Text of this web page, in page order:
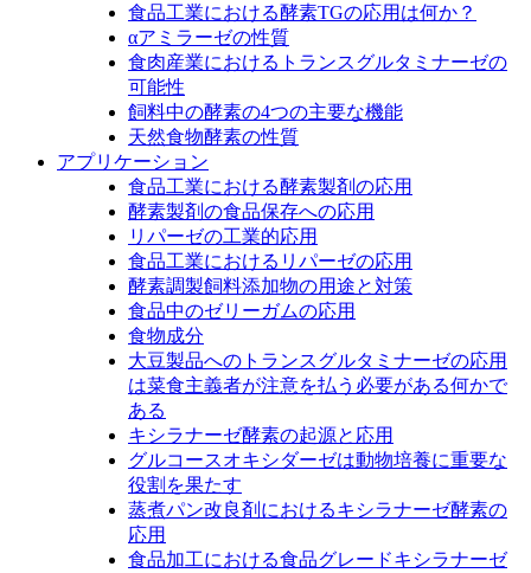
食品工業における酵素TGの応用は何か？
αアミラーゼの性質
食肉産業におけるトランスグルタミナーゼの
可能性
飼料中の酵素の4つの主要な機能
天然食物酵素の性質
アプリケーション
食品工業における酵素製剤の応用
酵素製剤の食品保存への応用
リパーゼの工業的応用
食品工業におけるリパーゼの応用
酵素調製飼料添加物の用途と対策
食品中のゼリーガムの応用
食物成分
大豆製品へのトランスグルタミナーゼの応用
は菜食主義者が注意を払う必要がある何かで
ある
キシラナーゼ酵素の起源と応用
グルコースオキシダーゼは動物培養に重要な
役割を果たす
蒸煮パン改良剤におけるキシラナーゼ酵素の
応用
食品加工における食品グレードキシラナーゼ